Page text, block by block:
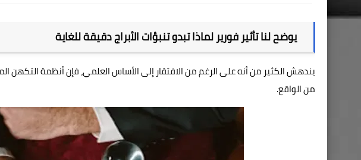
يوضح لنا تأثير فورير لماذا تبدو تنبؤات الأبراج دقيقة للغاية
يندهش الكثير من أنه على الرغم من الافتقار إلى الأساس العلمي، فإن أنظمة التكهن
من الواقع.